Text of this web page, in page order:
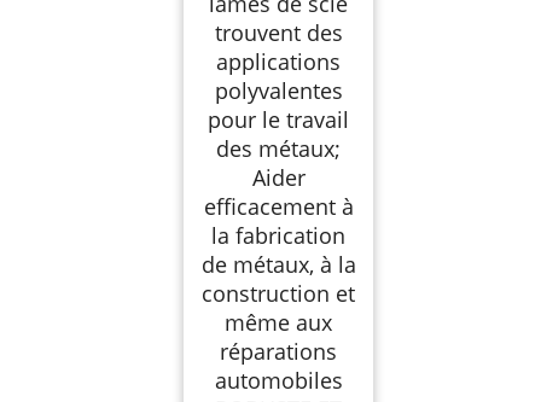
trouvent des
applications
polyvalentes
pour le travail
des métaux;
Aider
efficacement à
la fabrication
de métaux, à la
construction et
même aux
réparations
automobiles